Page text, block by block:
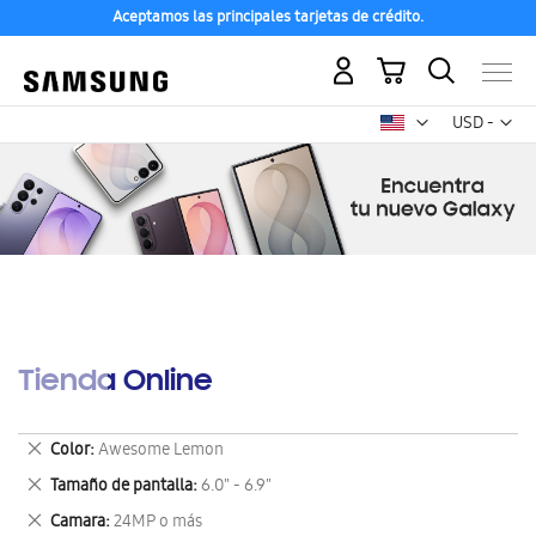
Aceptamos las principales tarjetas de crédito.
USD -
dólar
Mi carrito
Tienda Online
Color Awesome Lemon
Eliminar
este
artículo
Tamaño de pantalla 6.0" - 6.9"
Eliminar
este
Camara 24MP o más
Eliminar